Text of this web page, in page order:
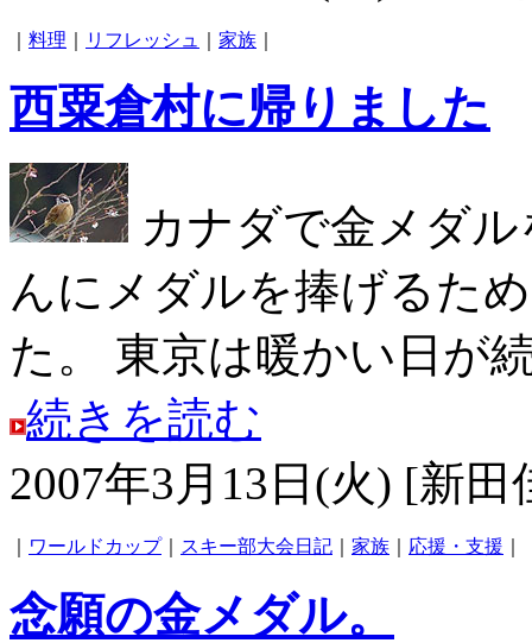
料理 リフレッシュ 家族
西粟倉村に帰りました
カナダで金メダ
んにメダルを捧げるた
た。 東京は暖かい日が
続きを読む
2007年3月13日(火) [新田
ワールドカップ｜ スキー部大会日記 家族 応援・支援
念願の金メダル。